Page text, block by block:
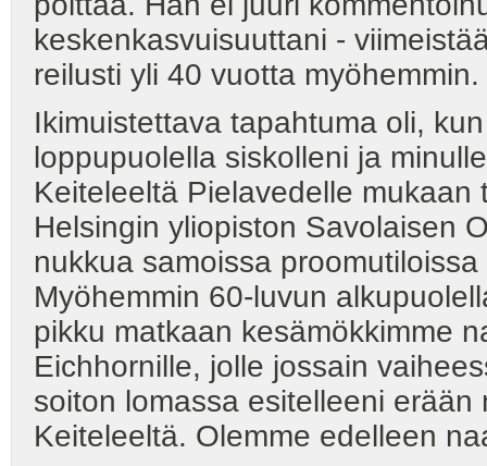
keskenkasvuisuuttani -
reilusti yli 40 vuotta myöhemmin.
Ikimuistettava tapahtuma oli,
loppupuolella siskolleni ja
Keiteleeltä Pielavedelle
Helsingin yliopiston Savolaisen
nukkua samoissa
Myöhemmin 60-luvun
pikku matkaan kesämökkimme
Eichhornille, jolle jossain
soiton lomassa esitelleeni
Keiteleeltä. Olemme edelleen